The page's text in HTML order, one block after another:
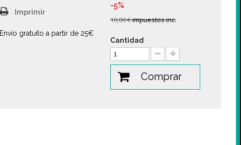
Imprimir
Envío gratuito a partir de 25€
-5%
10,00 €impuestos inc.
Cantidad
Comprar